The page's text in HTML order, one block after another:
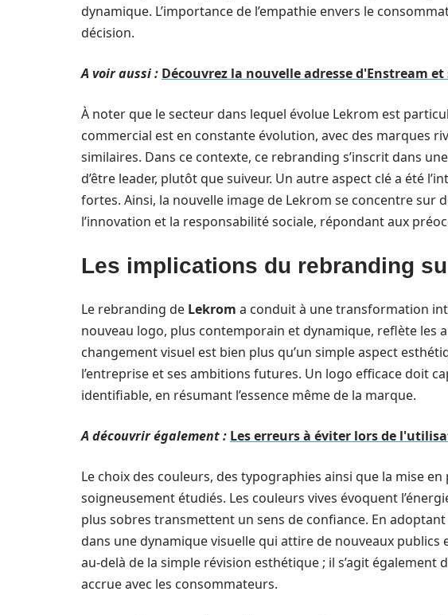
dynamique. L’importance de l’empathie envers le
décision.
A voir aussi : Découvrez la nouvelle adresse d'Enstream
À noter que le secteur dans lequel évolue Lekrom est
commercial est en constante évolution, avec des marques
similaires. Dans ce contexte, ce rebranding s’inscrit dans
d’être leader, plutôt que suiveur. Un autre aspect clé a été
fortes. Ainsi, la nouvelle image de Lekrom se concentre sur
l’innovation et la responsabilité sociale, répondant aux
Les implications du rebranding
Le rebranding de Lekrom a conduit à une transformation
nouveau logo, plus contemporain et dynamique, reflète les
changement visuel est bien plus qu’un simple aspect
l’entreprise et ses ambitions futures. Un logo efficace doit
identifiable, en résumant l’essence même de la marque.
A découvrir également : Les erreurs à éviter lors de
Le choix des couleurs, des typographies ainsi que la mise
soigneusement étudiés. Les couleurs vives évoquent
plus sobres transmettent un sens de confiance. En
dans une dynamique visuelle qui attire de nouveaux publics
au-delà de la simple révision esthétique ; il s’agit également
accrue avec les consommateurs.